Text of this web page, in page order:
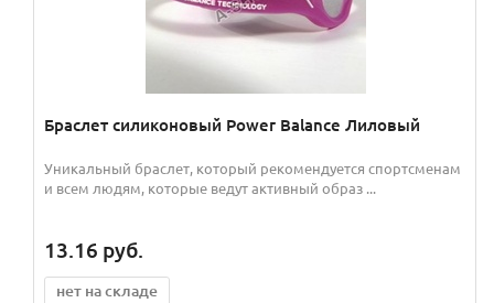
Браслет силиконовый Power Balance Лиловый
Уникальный браслет, который рекомендуется спортсменам
и всем людям, которые ведут активный образ ...
13.16 руб.
нет на складе